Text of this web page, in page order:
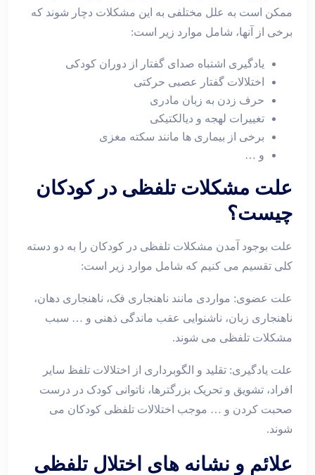
ممکن است به علل مختلفی به این مشکلات دچار شوند که
برخی از آنها، شامل موارد زیر است:
یادگیری اشتباه صدای گفتار از دوران کودکی
اختلالات گفتار عصبی حرکتی
حرف زدن به زبان مادری
تغییرات لهجه و دیالکتیکی
برخی از بیماری ها مانند سکته مغزی
و …
علت مشکلات تلفظی در کودکان
چیست؟
علت بوجود آمدن مشکلات تلفظی در کودکان را به دو دسته
کلی تقسیم می کنیم که شامل موارد زیر است:
علت عضوی: مواردی مانند ناهنجاری فک، ناهنجاری دهان،
ناهنجاری زبان، ناشنوایی عقب ماندگی ذهنی و … سبب
مشکلات تلفظی می شوند.
علت یادگیری: تقلید و الگوبرداری از اختلالات تلفظ سایر
افراد، تشویق و تحریک بزرگترها، ناتوانی کودک در درست
صحبت کردن و … موجب اختلالات تلفظی کودکان می
شوند.
علائم و نشانه های اختلال تلفظی